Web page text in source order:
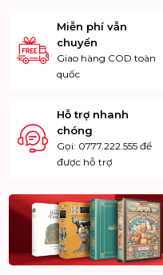
Miễn phí vẫn
chuyển
Giao hàng COD toàn
quốc
Hỗ trợ nhanh
chóng
Gọi: 0777.222.555 để
được hỗ trợ